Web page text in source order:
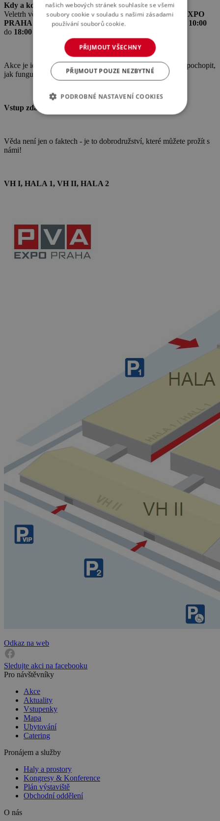
Kdy a kde se akce koná?
Veletrh vědy proběhne4. - 6. června 2026v areáluPVA EXPO
PRAHA v pražských Letňanech. Otevřeno bude denně od 10:00
do 18:00
Akce je ideální pro celé rodiny, školy i všechny, kdo chtějí pochopit,
jak funguje svět kolem nás, a inspirovat se novými nápady.
Vstup zdarma – těšíme se na vás!
Věda není jen o faktech - je to dobrodružství, které můžete prožít s
námi!
VH I, HALA 1, VH II, HALA 2
Odkaz na web
Sledujte akci na facebooku
Pro návštěvníky
Akce
Aktuality
Vstupenky
Mapa
Ubytování
Catering
Pronájem a služby
Haly a prostory
Kongresy & Konference
Plán výstaviště
Obchodní oddělení
O nás
našich webových stránek souhlasíte se všemi
soubory cookie v souladu s našimi zásadami
používání souborů cookie.
PŘIJMOUT VŠECHNY
PŘIJMOUT POUZE NEZBYTNÉ
PODROBNÉ NASTAVENÍ COOKIES